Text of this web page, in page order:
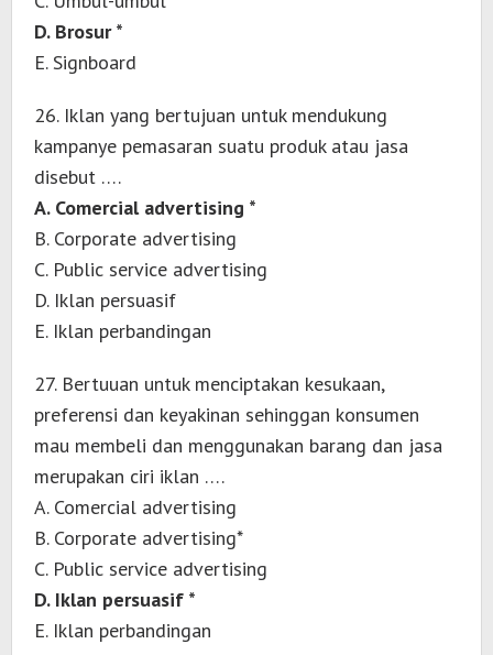
D. Brosur *
E. Signboard
26. Iklan yang bertujuan untuk mendukung
kampanye pemasaran suatu produk atau jasa
disebut ….
A. Comercial advertising *
B. Corporate advertising
C. Public service advertising
D. Iklan persuasif
E. Iklan perbandingan
27. Bertuuan untuk menciptakan kesukaan,
preferensi dan keyakinan sehinggan konsumen
mau membeli dan menggunakan barang dan jasa
merupakan ciri iklan ….
A. Comercial advertising
B. Corporate advertising*
C. Public service advertising
D. Iklan persuasif *
E. Iklan perbandingan